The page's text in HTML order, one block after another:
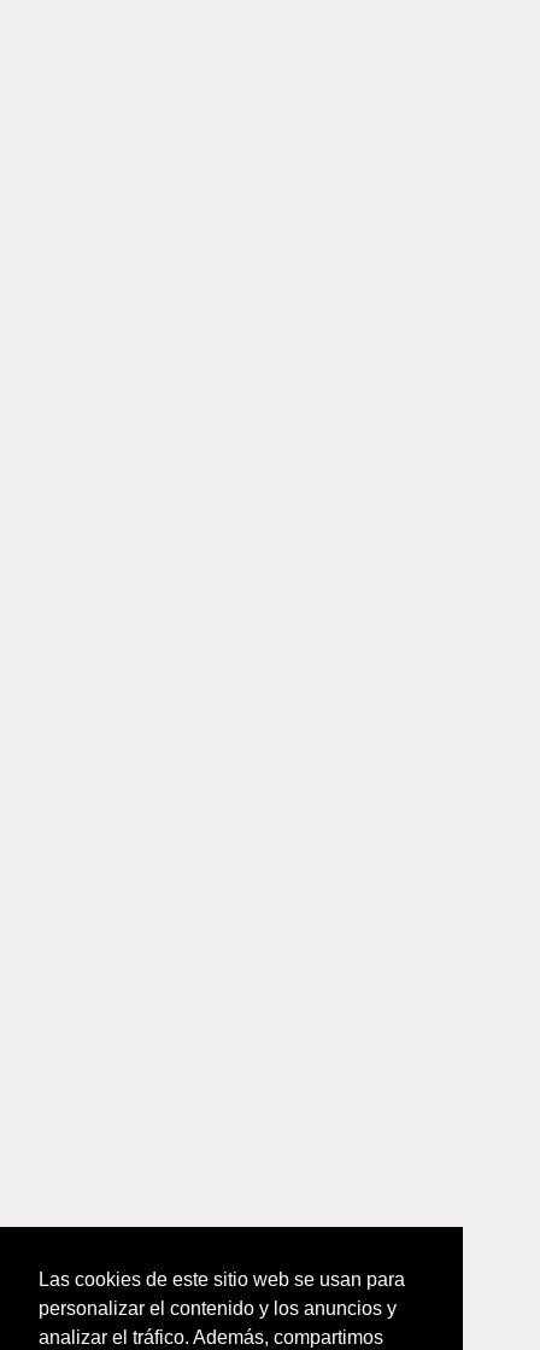
Las cookies de este sitio web se usan para
personalizar el contenido y los anuncios y
analizar el tráfico. Además, compartimos